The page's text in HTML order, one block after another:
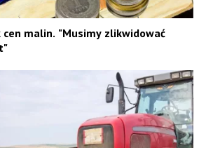
malin. "Musimy zlikwidować